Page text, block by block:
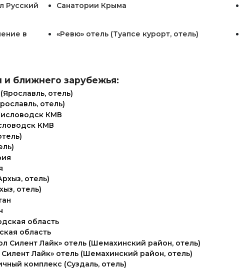
Русский
Санатории Крыма
в
«Ревю» отель (Туапсе курорт, отель)
ближнего зарубежья:
отель)
КМВ
отель)
область
Силент Лайк» отель (Шемахинский район, отель)